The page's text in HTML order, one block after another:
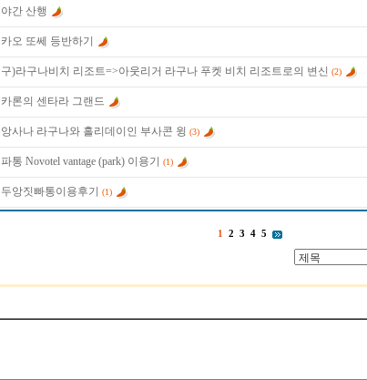
야간 산행
카오 또쎄 등반하기
구)라구나비치 리조트=>아웃리거 라구나 푸켓 비치 리조트로의 변신 (2)
카론의 센타라 그랜드
앙사나 라구나와 홀리데이인 부사콘 윙 (3)
파통 Novotel vantage (park) 이용기 (1)
두앙짓빠통이용후기 (1)
1 2 3 4 5